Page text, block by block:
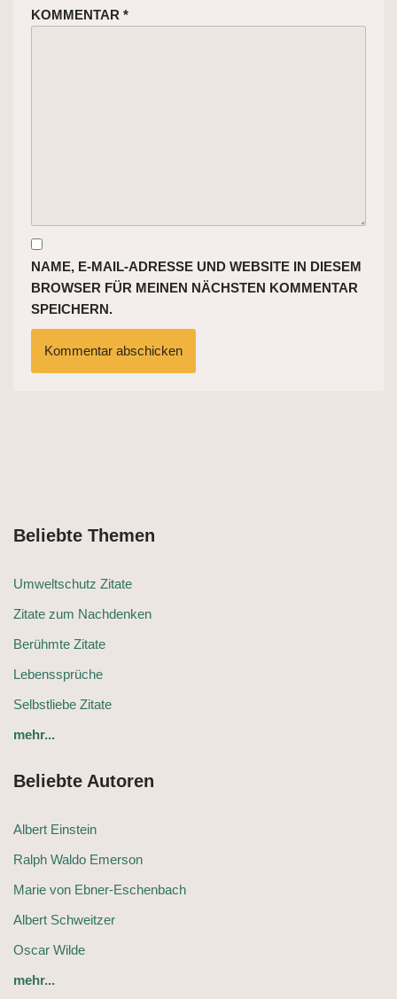
KOMMENTAR *
NAME, E-MAIL-ADRESSE UND WEBSITE IN DIESEM
BROWSER FÜR MEINEN NÄCHSTEN KOMMENTAR
SPEICHERN.
Beliebte Themen
Umweltschutz Zitate
Zitate zum Nachdenken
Berühmte Zitate
Lebenssprüche
Selbstliebe Zitate
mehr...
Beliebte Autoren
Albert Einstein
Ralph Waldo Emerson
Marie von Ebner-Eschenbach
Albert Schweitzer
Oscar Wilde
mehr...